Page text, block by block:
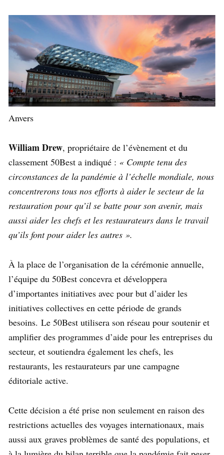
Anvers
William Drew, propriétaire de l’évènement et du
classement 50Best a indiqué : « Compte tenu des
circonstances de la pandémie à l’échelle mondiale, nous
concentrerons tous nos efforts à aider le secteur de la
restauration pour qu’il se batte pour son avenir, mais
aussi aider les chefs et les restaurateurs dans le travail
qu’ils font pour aider les autres ».
À la place de l’organisation de la cérémonie annuelle,
l’équipe du 50Best concevra et développera
d’importantes initiatives avec pour but d’aider les
initiatives collectives en cette période de grands
besoins. Le 50Best utilisera son réseau pour soutenir et
amplifier des programmes d’aide pour les entreprises du
secteur, et soutiendra également les chefs, les
restaurants, les restaurateurs par une campagne
éditoriale active.
Cette décision a été prise non seulement en raison des
restrictions actuelles des voyages internationaux, mais
aussi aux graves problèmes de santé des populations, et